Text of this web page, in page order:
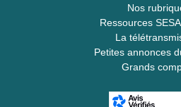
Nos
Ressources
La
Petites annonces
Grands